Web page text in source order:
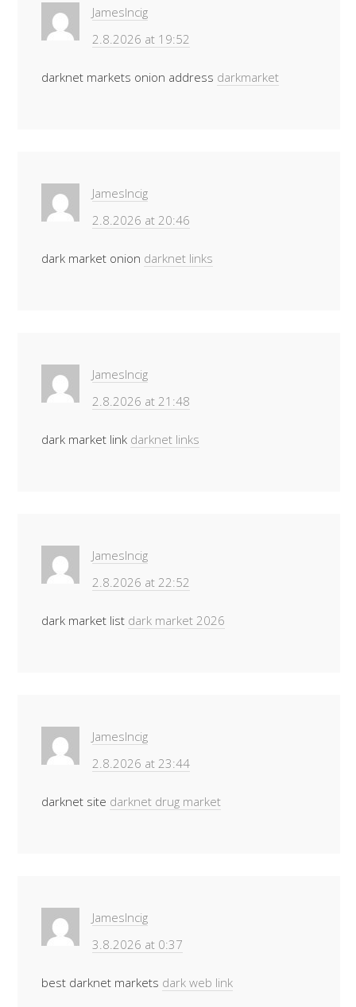
JamesIncig
2.8.2026 at 19:52
darknet markets onion address darkmarket
JamesIncig
2.8.2026 at 20:46
dark market onion darknet links
JamesIncig
2.8.2026 at 21:48
dark market link darknet links
JamesIncig
2.8.2026 at 22:52
dark market list dark market 2026
JamesIncig
2.8.2026 at 23:44
darknet site darknet drug market
JamesIncig
3.8.2026 at 0:37
best darknet markets dark web link